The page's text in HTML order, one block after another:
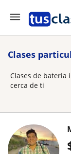
Clases
Clases de bateria
cerca de ti